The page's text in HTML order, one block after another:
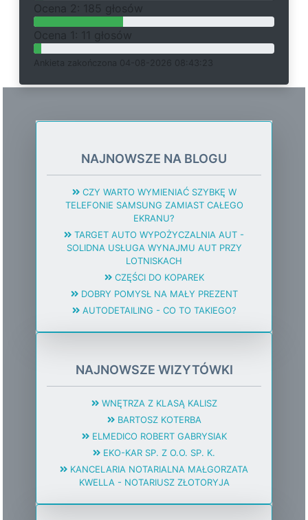
O
a 2: 185 głosów
O
a 1: 11 głosów
Ankieta a a 04-08-2026 08:43:23
NAJNOWSZE NA BLOGU
CZY WARTO WYMIENIAĆ SZYBKĘ W
TELEFONIE SAMSUNG ZAMIAST CAŁEGO
EKRANU?
TARGET AUTO WYPOŻYCZALNIA AUT -
SOLIDNA USŁUGA WYNAJMU AUT PRZY
LOTNISKACH
CZĘŚCI DO KOPAREK
DOBRY POMYSŁ NA MAŁY PREZENT
AUTODETAILING - CO TO TAKIEGO?
NAJNOWSZE WIZYTÓWKI
WNĘTRZA Z KLASĄ KALISZ
BARTOSZ KOTERBA
ELMEDICO ROBERT GABRYSIAK
EKO-KAR SP. Z O.O. SP. K.
KANCELARIA NOTARIALNA MAŁGORZATA
KWELLA - NOTARIUSZ ZŁOTORYJA